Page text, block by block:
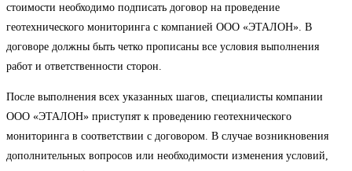
стоимости необходимо подписать договор на проведение
геотехнического мониторинга с компанией ООО «ЭТАЛОН». В
договоре должны быть четко прописаны все условия выполнения
работ и ответственности сторон.
После выполнения всех указанных шагов, специалисты компании
ООО «ЭТАЛОН» приступят к проведению геотехнического
мониторинга в соответствии с договором. В случае возникновения
дополнительных вопросов или необходимости изменения условий,